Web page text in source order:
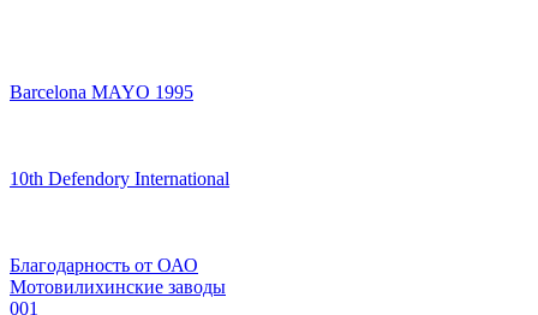
Barcelona MAYO 1995
10th Defendory International
Благодарность от ОАО
Мотовилихинские заводы
001